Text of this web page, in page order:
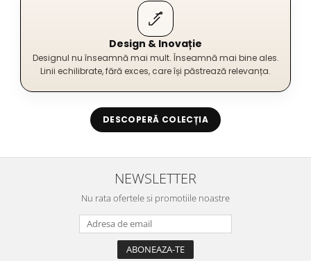
Design & Inovație
Designul nu înseamnă mai mult. Înseamnă mai bine ales.
Linii echilibrate, fără exces, care își păstrează relevanța.
DESCOPERĂ COLECȚIA
NEWSLETTER
Nu rata ofertele si promotiile noastre